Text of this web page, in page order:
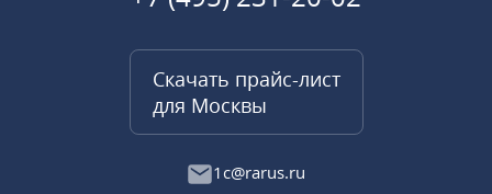
Скачать прайс-лист
для Москвы
1c@rarus.ru